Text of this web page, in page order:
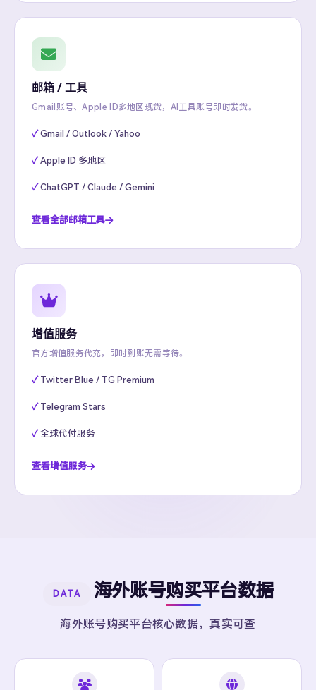
邮箱 / 工具
Gmail账号、Apple ID多地区现货，AI工具账号即时发货。
Gmail / Outlook / Yahoo
Apple ID 多地区
ChatGPT / Claude / Gemini
查看全部邮箱工具
增值服务
官方增值服务代充，即时到账无需等待。
Twitter Blue / TG Premium
Telegram Stars
全球代付服务
查看增值服务
DATA 海外账号购买平台数据
海外账号购买平台核心数据，真实可查